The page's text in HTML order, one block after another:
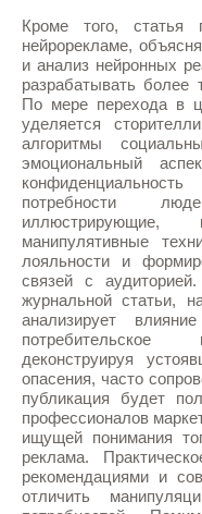
Кроме того, статья
нейрорекламе,
и анализ нейронных
разрабатывать
По мере перехода в
уделяется
алгоритмы
эмоциональный
потребности
манипулятивные
лояльности и
связей с
журнальной статьи,
анализирует
потребительское
деконструируя
опасения, часто
публикация будет
профессионалов
ищущей понимания
реклама.
рекомендациями и
отличить